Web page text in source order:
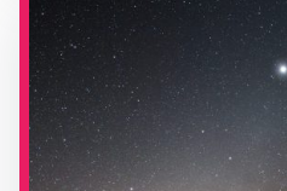
ASTRONOMIJA